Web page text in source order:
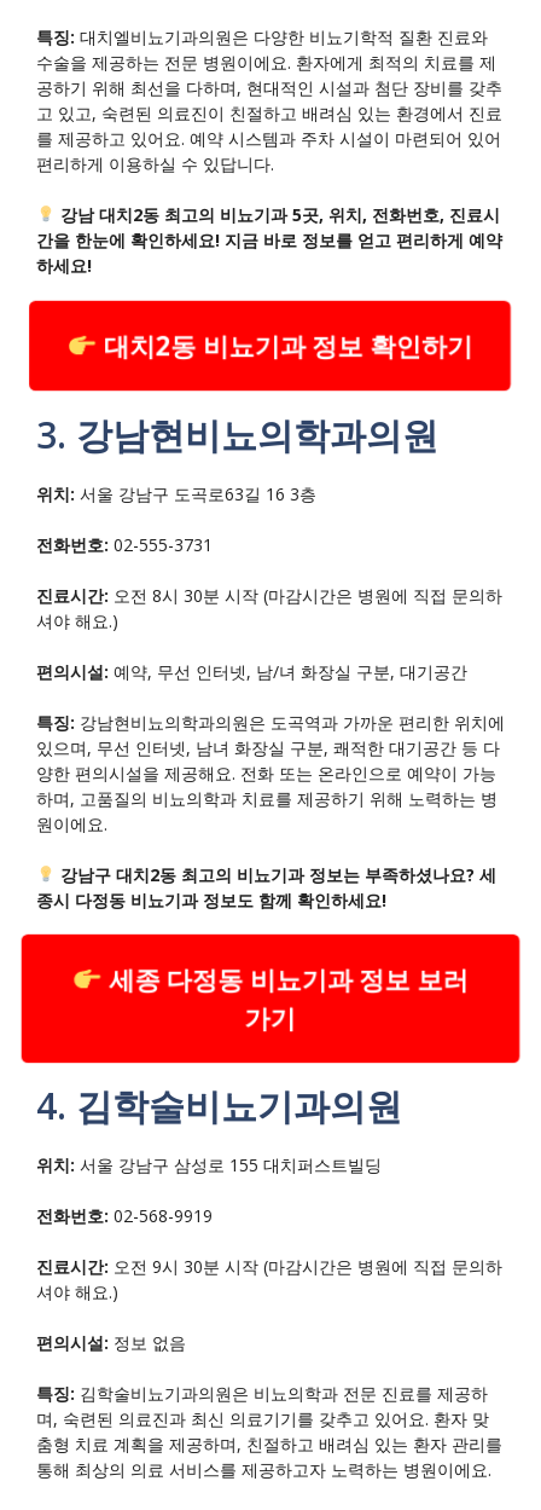
특징: 대치엘비뇨기과의원은 다양한 비뇨기학적 질환 진료와
수술을 제공하는 전문 병원이에요. 환자에게 최적의 치료를 제
공하기 위해 최선을 다하며, 현대적인 시설과 첨단 장비를 갖추
고 있고, 숙련된 의료진이 친절하고 배려심 있는 환경에서 진료
를 제공하고 있어요. 예약 시스템과 주차 시설이 마련되어 있어
편리하게 이용하실 수 있답니다.
강남 대치2동 최고의 비뇨기과 5곳, 위치, 전화번호, 진료시
간을 한눈에 확인하세요! 지금 바로 정보를 얻고 편리하게 예약
하세요!
대치2동 비뇨기과 정보 확인하기
3. 강남현비뇨의학과의원
위치: 서울 강남구 도곡로63길 16 3층
전화번호: 02-555-3731
진료시간: 오전 8시 30분 시작 (마감시간은 병원에 직접 문의하
셔야 해요.)
편의시설: 예약, 무선 인터넷, 남/녀 화장실 구분, 대기공간
특징: 강남현비뇨의학과의원은 도곡역과 가까운 편리한 위치에
있으며, 무선 인터넷, 남녀 화장실 구분, 쾌적한 대기공간 등 다
양한 편의시설을 제공해요. 전화 또는 온라인으로 예약이 가능
하며, 고품질의 비뇨의학과 치료를 제공하기 위해 노력하는 병
원이에요.
강남구 대치2동 최고의 비뇨기과 정보는 부족하셨나요? 세
종시 다정동 비뇨기과 정보도 함께 확인하세요!
세종 다정동 비뇨기과 정보 보러
가기
4. 김학술비뇨기과의원
위치: 서울 강남구 삼성로 155 대치퍼스트빌딩
전화번호: 02-568-9919
진료시간: 오전 9시 30분 시작 (마감시간은 병원에 직접 문의하
셔야 해요.)
편의시설: 정보 없음
특징: 김학술비뇨기과의원은 비뇨의학과 전문 진료를 제공하
며, 숙련된 의료진과 최신 의료기기를 갖추고 있어요. 환자 맞
춤형 치료 계획을 제공하며, 친절하고 배려심 있는 환자 관리를
통해 최상의 의료 서비스를 제공하고자 노력하는 병원이에요.